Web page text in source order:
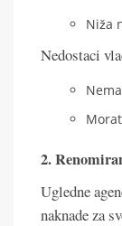
Niža
Nedostaci
2.
Ugledne
naknade za